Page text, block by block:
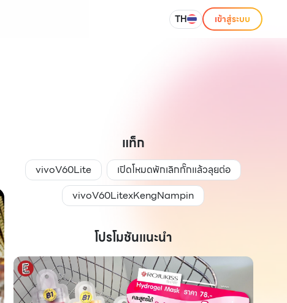
TH เข้าสู่ระบบ
แท็ก
vivoV60Lite
เปิดโหมดพักเลิกกั๊กแล้วลุยต่อ
vivoV60LitexKengNampin
โปรโมชันแนะนำ